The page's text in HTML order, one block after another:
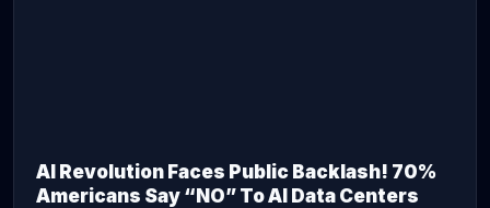
AI Revolution Faces Public Backlash! 70%
Americans Say “NO” To AI Data Centers